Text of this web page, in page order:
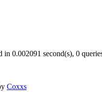
in 0.002091 second(s), 0
Coxxs